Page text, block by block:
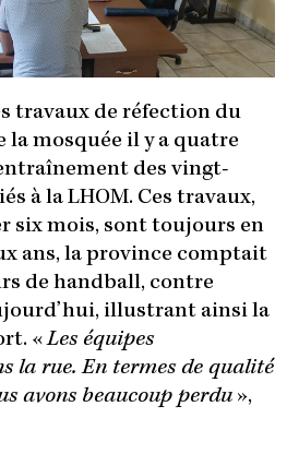
travaux de réfection du
mosquée il y a quatre
des vingt-
à la LHOM. Ces travaux,
six mois, sont toujours en
ans, la province comptait
de handball, contre
illustrant ainsi la
«Les équipes
la rue. En termes de qualité
avons beaucoup perdu »,